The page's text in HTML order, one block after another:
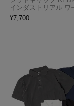
インダストリアル ワ
¥7,700